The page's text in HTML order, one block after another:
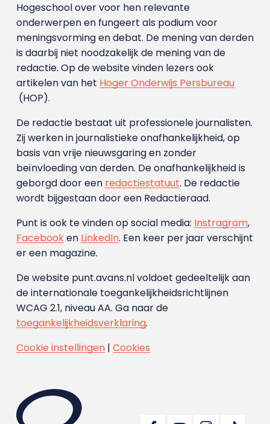
Hogeschool over voor hen relevante
onderwerpen en fungeert als podium voor
meningsvorming en debat. De mening van derden
is daarbij niet noodzakelijk de mening van de
redactie. Op de website vinden lezers ook
artikelen van het Hoger Onderwijs Persbureau
(HOP).
De redactie bestaat uit professionele journalisten.
Zij werken in journalistieke onafhankelijkheid, op
basis van vrije nieuwsgaring en zonder
beïnvloeding van derden. De onafhankelijkheid is
geborgd door een redactiestatuut. De redactie
wordt bijgestaan door een Redactieraad.
Punt is ook te vinden op social media: Instragram,
Facebooken LinkedIn. Een keer per jaar verschijnt
er een magazine.
De website punt.avans.nl voldoet gedeeltelijk aan
de internationale toegankelijkheidsrichtlijnen
WCAG 2.1, niveau AA. Ga naar de
toegankelijkheidsverklaring.
Cookie instellingen| Cookies